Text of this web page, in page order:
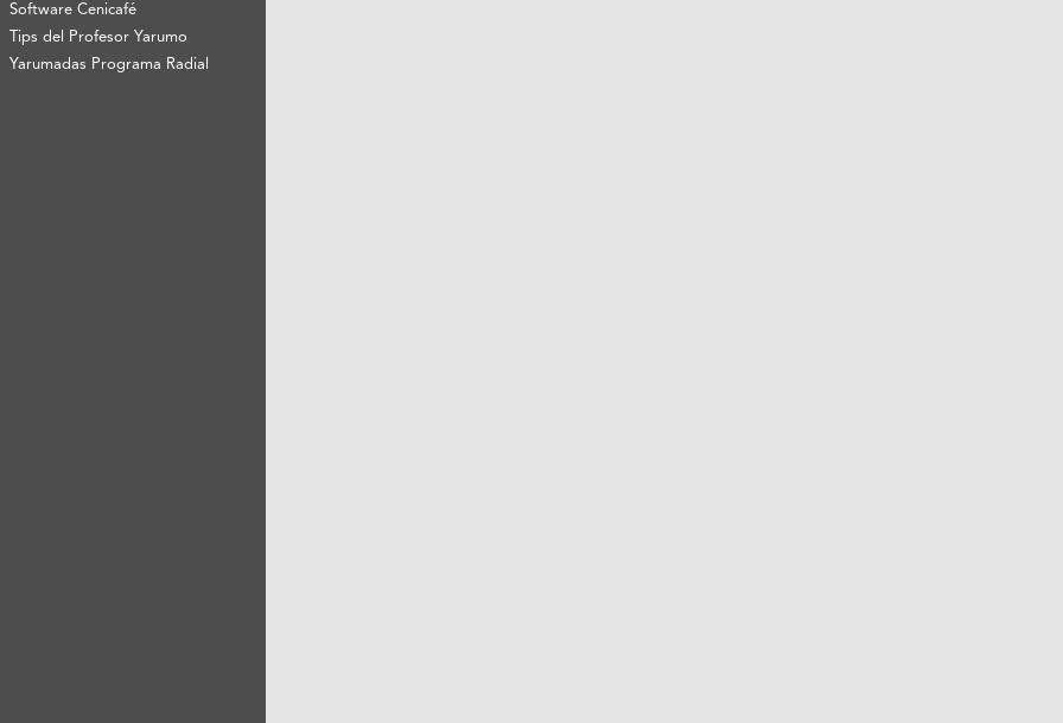
Software Cenicafé
Tips del Profesor Yarumo
Yarumadas Programa Radial